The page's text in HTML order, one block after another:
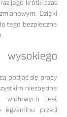
jego krótki czas
Dzięki
tego bezpieczne
podjąć się pracy
niezbędne
widłowych jest
egzaminu przed